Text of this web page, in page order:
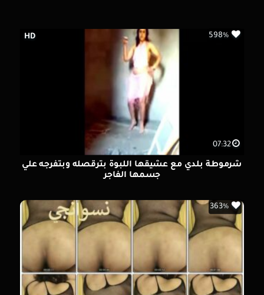
07:32
HD 598%
شرموطة بلدي مع عشيقها اللبوة بترقصله وبتفرجه علي
جسمها الفاجر
363%